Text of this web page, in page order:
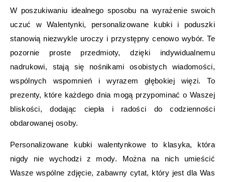
W poszukiwaniu idealnego sposobu na wyrażenie swoich
uczuć w Walentynki, personalizowane kubki i poduszki
stanowią niezwykle uroczy i przystępny cenowo wybór. Te
pozornie proste przedmioty, dzięki indywidualnemu
nadrukowi, stają się nośnikami osobistych wiadomości,
wspólnych wspomnień i wyrazem głębokiej więzi. To
prezenty, które każdego dnia mogą przypominać o Waszej
bliskości, dodając ciepła i radości do codzienności
obdarowanej osoby.
Personalizowane kubki walentynkowe to klasyka, która
nigdy nie wychodzi z mody. Można na nich umieścić
Wasze wspólne zdjęcie, zabawny cytat, który jest dla Was